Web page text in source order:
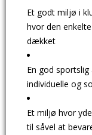
Et godt miljø i
hvor den
dækket
​En god
individuelle og
Et miljø hvor
til såvel at